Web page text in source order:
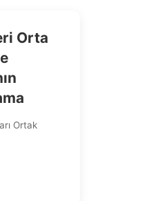
Orta
Ortak